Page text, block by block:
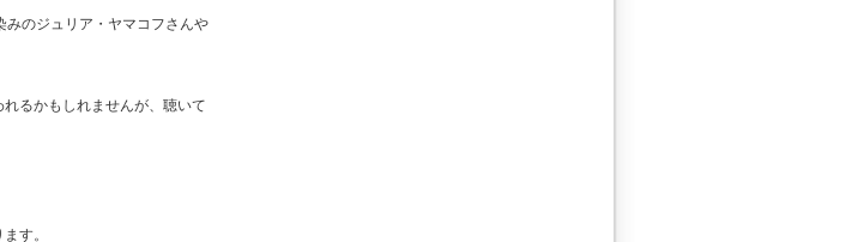
のジュリア・ヤマコフさんや
るかもしれませんが、聴いて
す。